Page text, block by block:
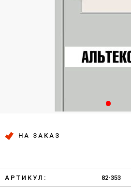
НА ЗАКАЗ
АРТИКУЛ: 82-353